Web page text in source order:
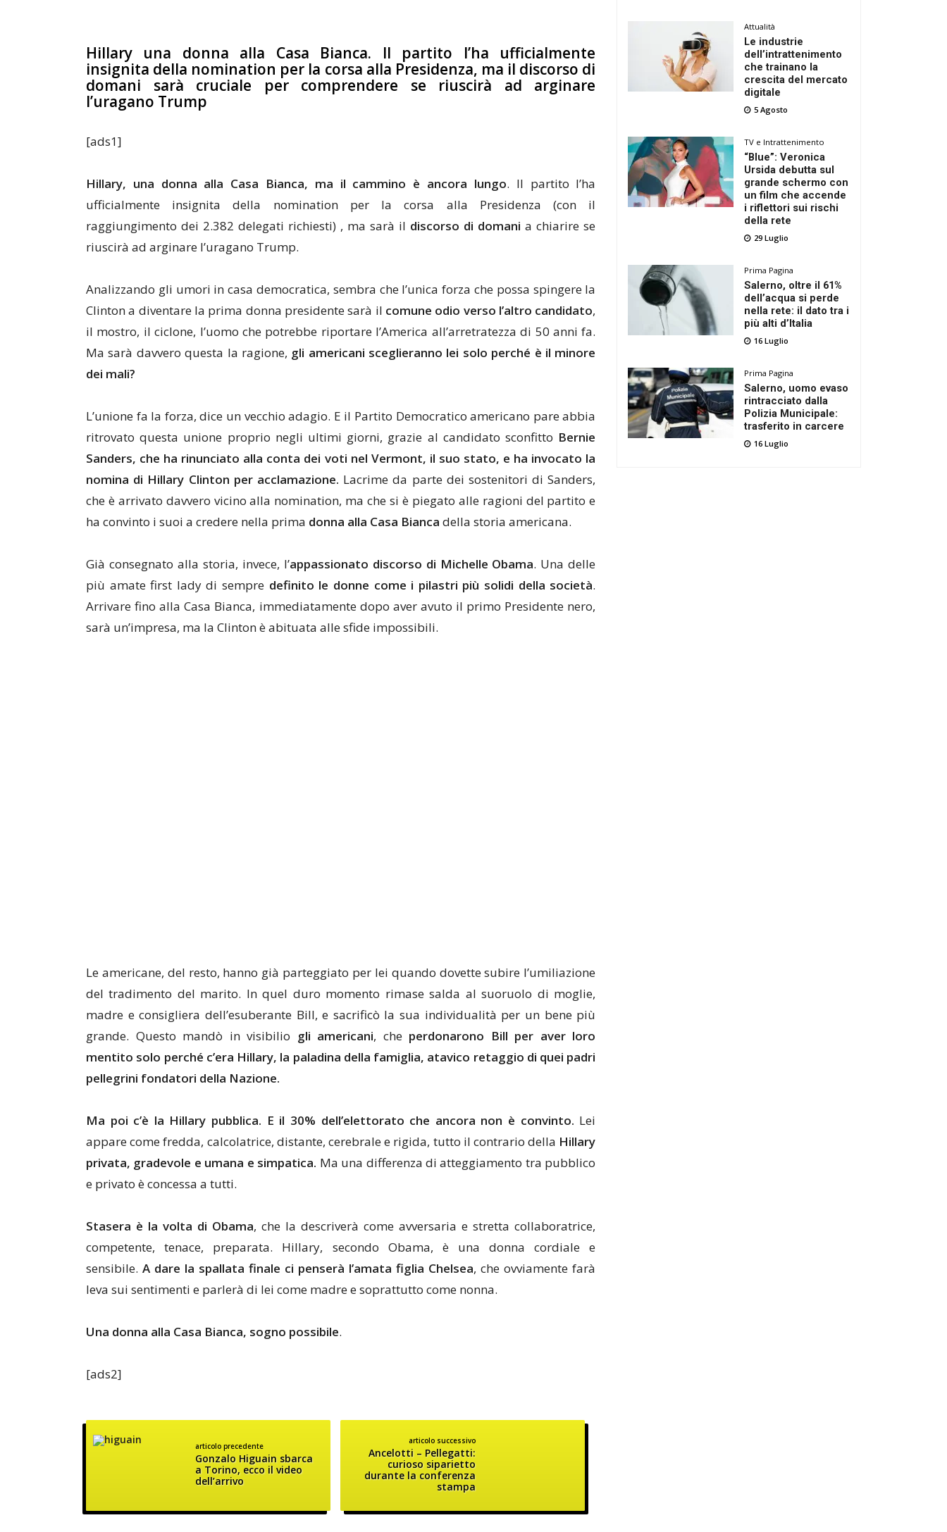
Hillary una donna alla Casa Bianca. Il partito l’ha ufficialmente
insignita della nomination per la corsa alla Presidenza, ma il discorso di
domani sarà cruciale per comprendere se riuscirà ad arginare
l’uragano Trump
[ads1]
Hillary, una donna alla Casa Bianca, ma il cammino è ancora lungo. Il partito l’ha
ufficialmente insignita della nomination per la corsa alla Presidenza (con il
raggiungimento dei 2.382 delegati richiesti) , ma sarà il discorso di domani a chiarire se
riuscirà ad arginare l’uragano Trump.
Analizzando gli umori in casa democratica, sembra che l’unica forza che possa spingere la
Clinton a diventare la prima donna presidente sarà il comune odio verso l’altro candidato,
il mostro, il ciclone, l’uomo che potrebbe riportare l’America all’arretratezza di 50 anni fa.
Ma sarà davvero questa la ragione, gli americani sceglieranno lei solo perché è il minore
dei mali?
L’unione fa la forza, dice un vecchio adagio. E il Partito Democratico americano pare abbia
ritrovato questa unione proprio negli ultimi giorni, grazie al candidato sconfitto Bernie
Sanders, che ha rinunciato alla conta dei voti nel Vermont, il suo stato, e ha invocato la
nomina di Hillary Clinton per acclamazione. Lacrime da parte dei sostenitori di Sanders,
che è arrivato davvero vicino alla nomination, ma che si è piegato alle ragioni del partito e
ha convinto i suoi a credere nella prima donna alla Casa Bianca della storia americana.
Già consegnato alla storia, invece, l’appassionato discorso di Michelle Obama. Una delle
più amate first lady di sempre definito le donne come i pilastri più solidi della società.
Arrivare fino alla Casa Bianca, immediatamente dopo aver avuto il primo Presidente nero,
sarà un’impresa, ma la Clinton è abituata alle sfide impossibili.
Le americane, del resto, hanno già parteggiato per lei quando dovette subire l’umiliazione
del tradimento del marito. In quel duro momento rimase salda al suoruolo di moglie,
madre e consigliera dell’esuberante Bill, e sacrificò la sua individualità per un bene più
grande. Questo mandò in visibilio gli americani, che perdonarono Bill per aver loro
mentito solo perché c’era Hillary, la paladina della famiglia, atavico retaggio di quei padri
pellegrini fondatori della Nazione.
Ma poi c’è la Hillary pubblica. E il 30% dell’elettorato che ancora non è convinto. Lei
appare come fredda, calcolatrice, distante, cerebrale e rigida, tutto il contrario della Hillary
privata, gradevole e umana e simpatica. Ma una differenza di atteggiamento tra pubblico
e privato è concessa a tutti.
Stasera è la volta di Obama, che la descriverà come avversaria e stretta collaboratrice,
competente, tenace, preparata. Hillary, secondo Obama, è una donna cordiale e
sensibile.A dare la spallata finale ci penserà l’amata figlia Chelsea, che ovviamente farà
leva sui sentimenti e parlerà di lei come madre e soprattutto come nonna.
Una donna alla Casa Bianca, sogno possibile.
[ads2]
articolo precedente
Gonzalo Higuain sbarca
a Torino, ecco il video
dell’arrivo
articolo successivo
Ancelotti – Pellegatti:
curioso siparietto
durante la conferenza
stampa
Attualità
Le industrie
dell’intrattenimento
che trainano la
crescita del mercato
digitale
5 Agosto
TV e Intrattenimento
“Blue”: Veronica
Ursida debutta sul
grande schermo con
un film che accende
i riflettori sui rischi
della rete
29 Luglio
Prima Pagina
Salerno, oltre il 61%
dell’acqua si perde
nella rete: il dato tra i
più alti d’Italia
16 Luglio
Prima Pagina
Salerno, uomo evaso
rintracciato dalla
Polizia Municipale:
trasferito in carcere
16 Luglio